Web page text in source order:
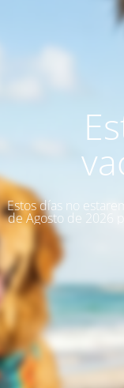
Estos días no
de Agosto de 2026